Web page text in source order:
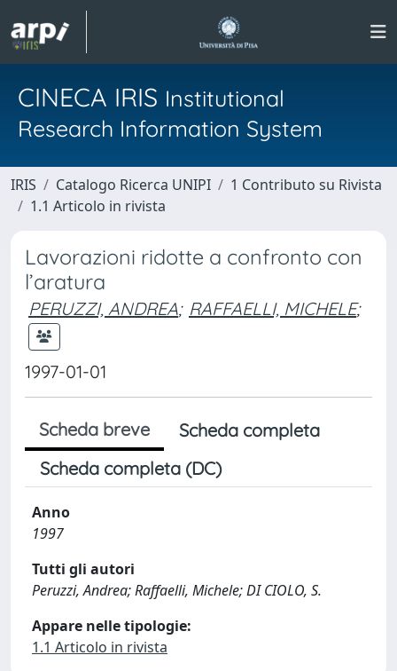
CINECA IRIS Institutional
Research Information System
IRIS Catalogo Ricerca UNIPI
1 Contributo su Rivista
1.1 Articolo in rivista
Lavorazioni ridotte a confronto con
l’aratura
PERUZZI, ANDREA; RAFFAELLI, MICHELE;
1997-01-01
Scheda breve
Scheda completa
Scheda completa (DC)
Anno
1997
Tutti gli autori
Peruzzi, Andrea; Raffaelli, Michele; DI CIOLO, S.
Appare nelle tipologie:
1.1 Articolo in rivista